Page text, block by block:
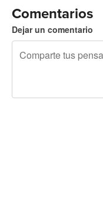
Comentarios
Dejar un comentario